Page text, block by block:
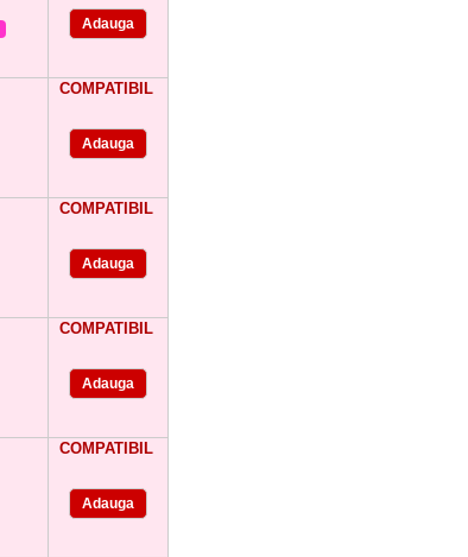
COMPATIBIL
COMPATIBIL
COMPATIBIL
COMPATIBIL